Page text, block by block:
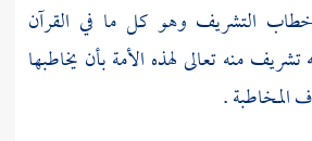
خطاب التشريف وهو كل ما في القرآن
منه تعالى لهذه الأمة بأن يخاطبها
المخاطبة .